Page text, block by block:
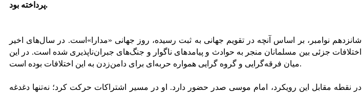
پرداخته بود.
شانزدهم نوامبر، بر اساس آنچه در تقویم جهانی به ثبت رسیده، روز جهانی «مدارا»است. در سال‌های اخیر
اختلافات جزئی بین مسلمانان منجر به حوادث و پیامدهای ناگوار و جنگ‌های جبران‌ناپذیری شده است. در این
میان فرقه‌گرایی و گروه‌ گرایی همواره حربه‌ای برای دامن‌زدن به این اختلافات بوده است.
در نقطه مقابل این رویکرد، امام موسی صدر حضور دارد. او در مسیر اشتراکات حرکت ‌کرد؛ نه‌تنها دغدغه